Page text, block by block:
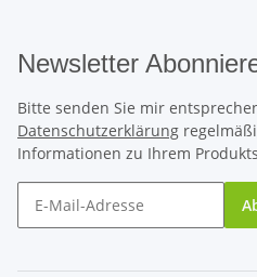
Newsletter
Bitte senden Sie mir
Datenschutzerklärung
Informationen zu Ihrem